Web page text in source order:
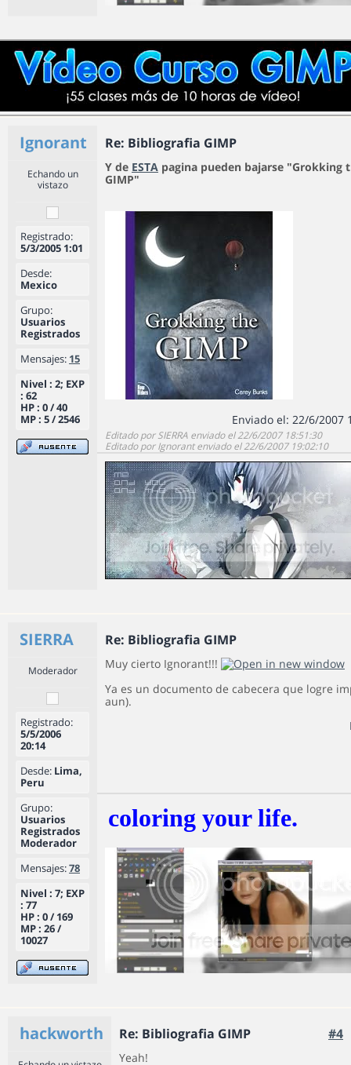
Ignorant Re: Bibliografia GIMP
Echando un
vistazo
Registrado:
5/3/2005 1:01
Desde:
Mexico
Grupo:
Usuarios
Registrados
Mensajes: 15
Nivel : 2; EXP
: 62
HP : 0 / 40
MP : 5 / 2546
Y de ESTA pagina pueden bajarse "Grokking
GIMP"
Enviado el: 22/6/2007
Editado por SIERRA enviado el 22/6/2007 18:51:30
Editado por Ignorant enviado el 22/6/2007 19:02:10
SIERRA Re: Bibliografia GIMP
Moderador
Registrado:
5/5/2006
20:14
Desde: Lima,
Peru
Grupo:
Usuarios
Registrados
Moderador
Mensajes:78
Nivel : 7; EXP
: 77
HP : 0 / 169
MP : 26 /
10027
Muy cierto Ignorant!!!
Ya es un documento de cabecera que logre
aun).
coloring your life.
hackworth Re: Bibliografia GIMP #4
Yeah!